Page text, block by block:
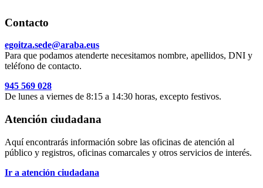
Contacto
egoitza.sede@araba.eus
Para que podamos atenderte necesitamos nombre, apellidos, DNI y
teléfono de contacto.
945 569 028
De lunes a viernes de 8:15 a 14:30 horas, excepto festivos.
Atención ciudadana
Aquí encontrarás información sobre las oficinas de atención al
público y registros, oficinas comarcales y otros servicios de interés.
Ir a atención ciudadana